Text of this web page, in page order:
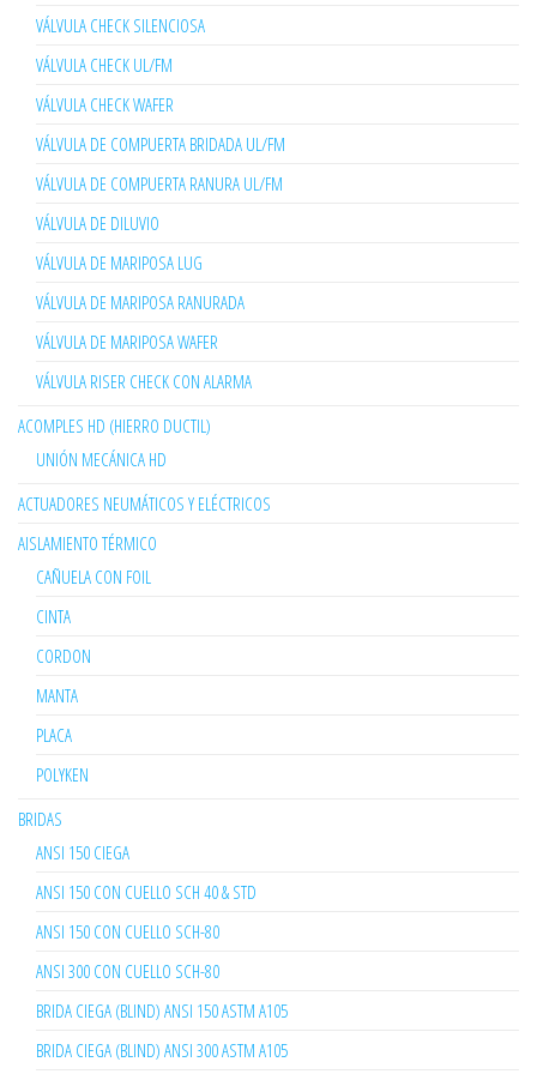
VÁLVULA CHECK SILENCIOSA
VÁLVULA CHECK UL/FM
VÁLVULA CHECK WAFER
VÁLVULA DE COMPUERTA BRIDADA UL/FM
VÁLVULA DE COMPUERTA RANURA UL/FM
VÁLVULA DE DILUVIO
VÁLVULA DE MARIPOSA LUG
VÁLVULA DE MARIPOSA RANURADA
VÁLVULA DE MARIPOSA WAFER
VÁLVULA RISER CHECK CON ALARMA
ACOMPLES HD (HIERRO DUCTIL)
UNIÓN MECÁNICA HD
ACTUADORES NEUMÁTICOS Y ELÉCTRICOS
AISLAMIENTO TÉRMICO
CAÑUELA CON FOIL
CINTA
CORDON
MANTA
PLACA
POLYKEN
BRIDAS
ANSI 150 CIEGA
ANSI 150 CON CUELLO SCH 40 & STD
ANSI 150 CON CUELLO SCH-80
ANSI 300 CON CUELLO SCH-80
BRIDA CIEGA (BLIND) ANSI 150 ASTM A105
BRIDA CIEGA (BLIND) ANSI 300 ASTM A105